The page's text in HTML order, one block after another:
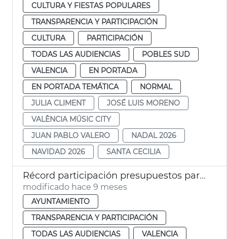
CULTURA Y FIESTAS POPULARES
TRANSPARENCIA Y PARTICIPACIÓN
CULTURA
PARTICIPACIÓN
TODAS LAS AUDIENCIAS
POBLES SUD
VALENCIA
EN PORTADA
EN PORTADA TEMÁTICA
NORMAL
JULIA CLIMENT
JOSÉ LUIS MORENO
VALÈNCIA MÚSIC CITY
JUAN PABLO VALERO
NADAL 2026
NAVIDAD 2026
SANTA CECILIA
Récord participación presupuestos participativos València
modificado hace 9 meses
AYUNTAMIENTO
TRANSPARENCIA Y PARTICIPACIÓN
TODAS LAS AUDIENCIAS
VALENCIA